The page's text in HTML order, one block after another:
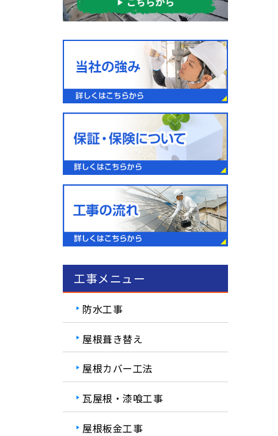
工事メニュー
防水工事
屋根葺き替え
屋根カバー工法
瓦屋根・漆喰工事
屋根板金工事